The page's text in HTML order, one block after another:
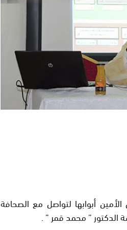
أبوابها لتواصل مع الصحافة
الدكتور ” محمد قمر ” .